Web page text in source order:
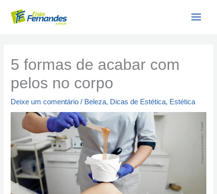
para
5 formas de acabar com
pelos no corpo
Deixe um comentário / Beleza, Dicas de Estética, Estética